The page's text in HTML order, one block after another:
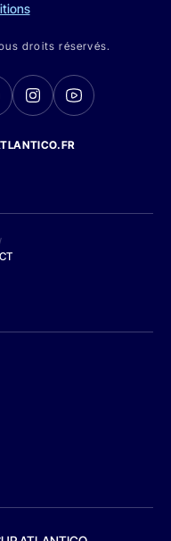
droits réservés.
/